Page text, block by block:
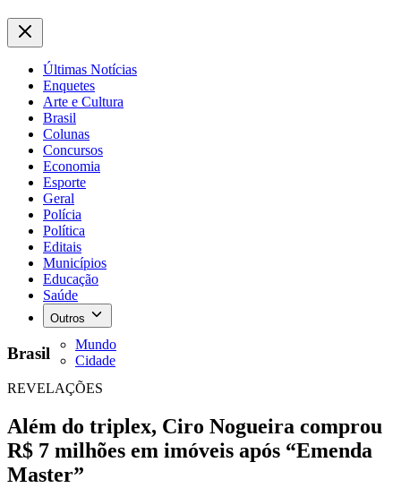
Últimas Notícias
Enquetes
Arte e Cultura
Brasil
Colunas
Concursos
Economia
Esporte
Geral
Polícia
Política
Editais
Municípios
Educação
Saúde
Outros
Mundo
Cidade
Brasil
REVELAÇÕES
Além do triplex, Ciro Nogueira comprou
R$ 7 milhões em imóveis após “Emenda
Master”